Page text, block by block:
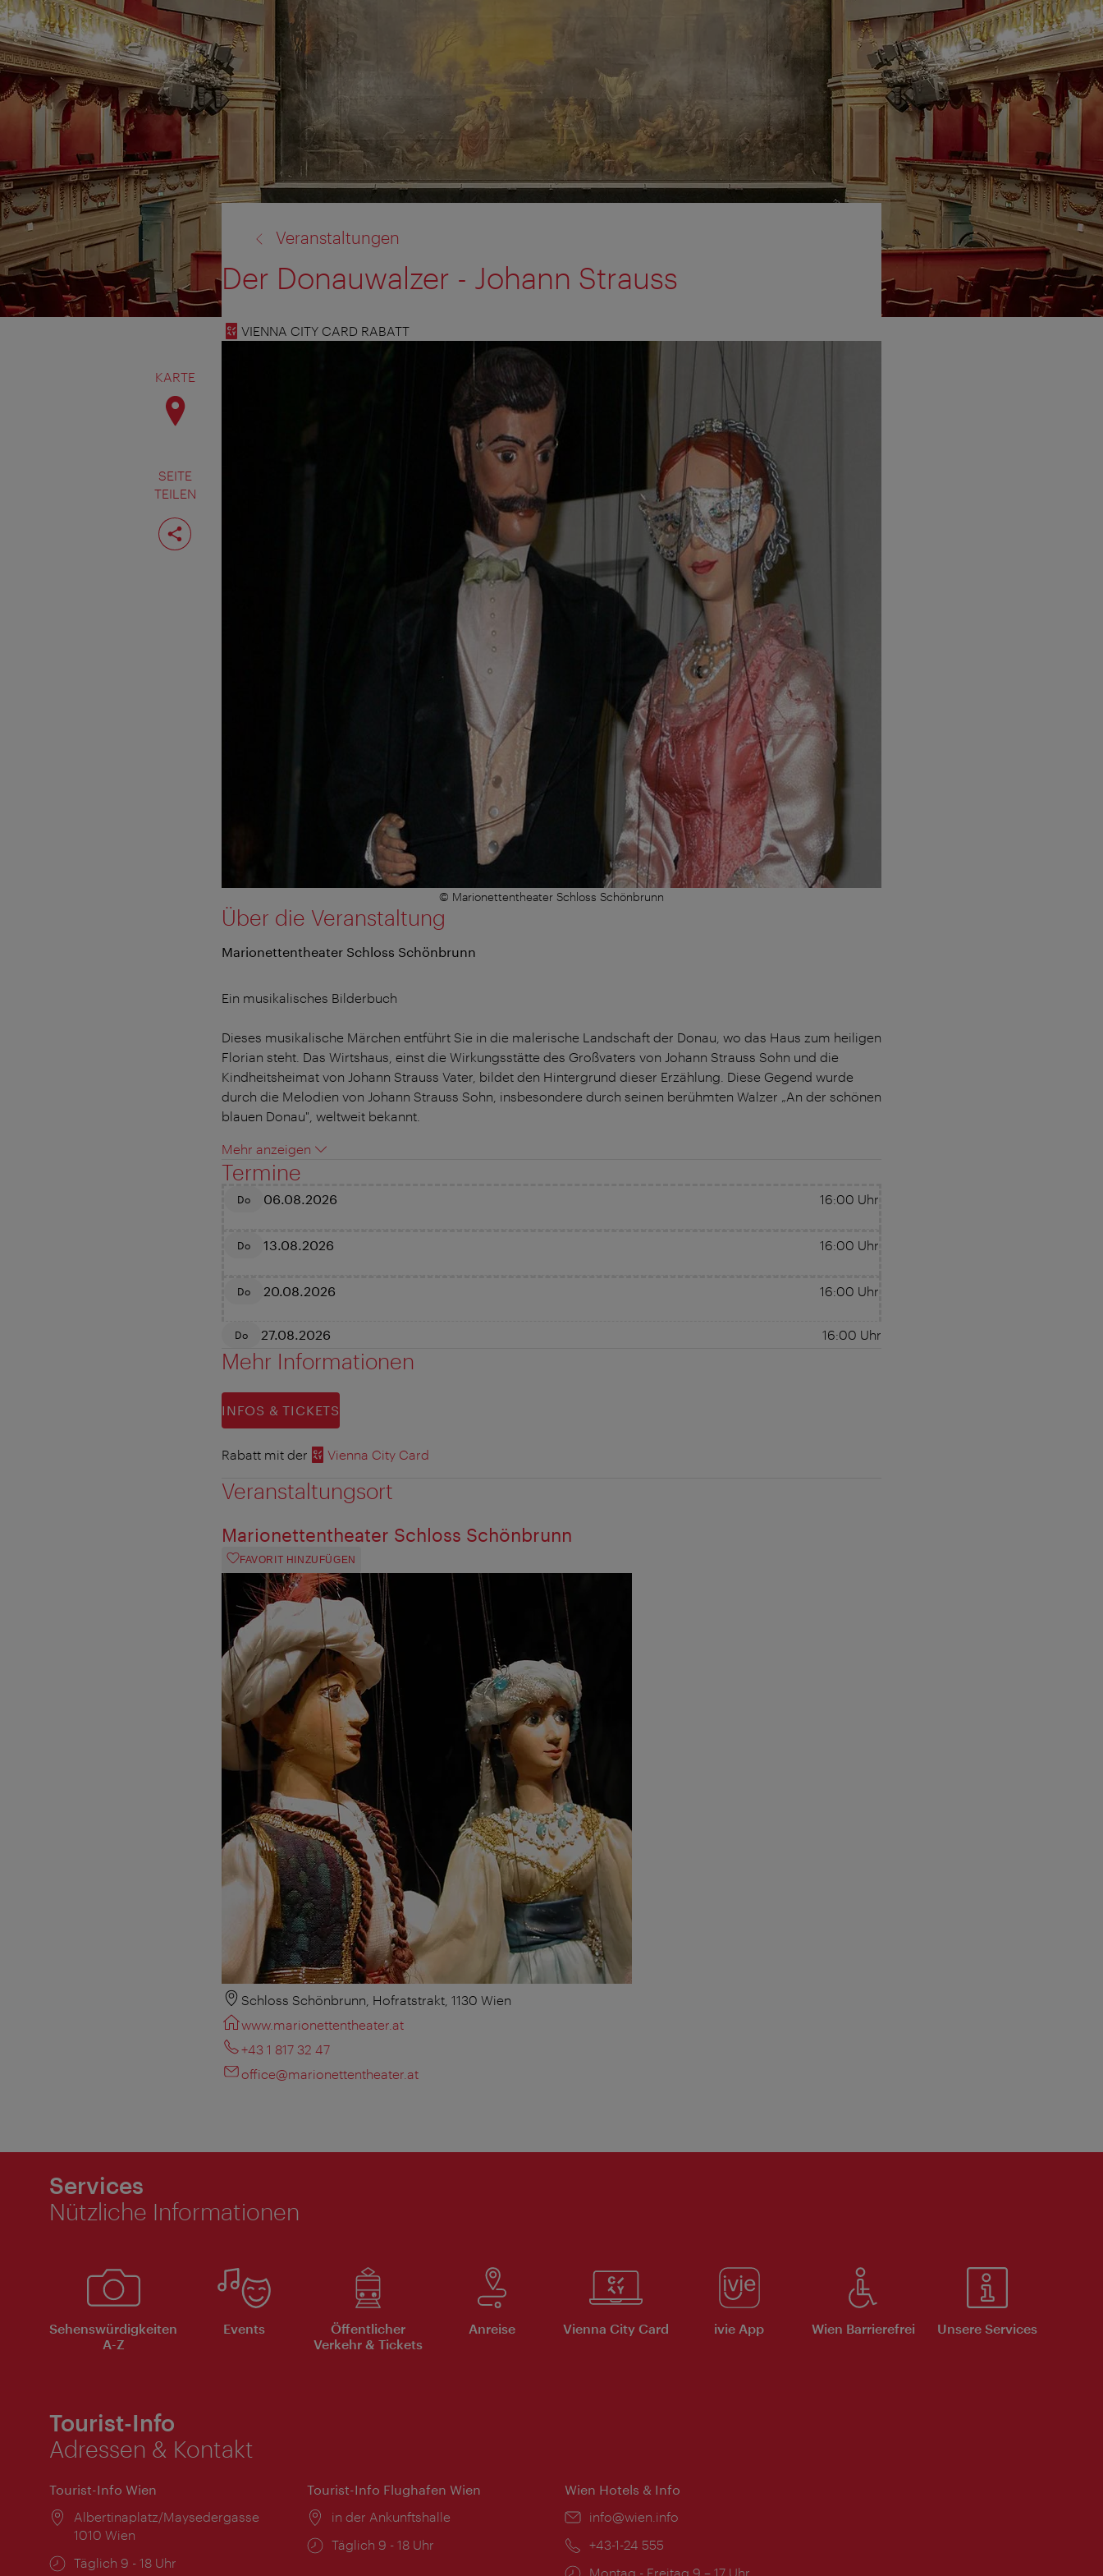
KARTE
SEITE
TEILEN
Seite
teilen
Veranstaltungen
Der Donauwalzer - Johann Strauss
VIENNA CITY CARD RABATT
© Marionettentheater Schloss Schönbrunn
Über die Veranstaltung
Marionettentheater Schloss Schönbrunn
Ein musikalisches Bilderbuch
Dieses musikalische Märchen entführt Sie in die malerische Landschaft der Donau, wo das Haus zum heiligen
Florian steht. Das Wirtshaus, einst die Wirkungsstätte des Großvaters von Johann Strauss Sohn und die
Kindheitsheimat von Johann Strauss Vater, bildet den Hintergrund dieser Erzählung. Diese Gegend wurde
durch die Melodien von Johann Strauss Sohn, insbesondere durch seinen berühmten Walzer „An der schönen
blauen Donau", weltweit bekannt.
Mehr anzeigen
Termine
Do 06.08.2026 16:00 Uhr
Do 13.08.2026 16:00 Uhr
Do 20.08.2026 16:00 Uhr
Do 27.08.2026 16:00 Uhr
Mehr Informationen
INFOS & TICKETS
Rabatt mit der Vienna City Card
Veranstaltungsort
Marionettentheater Schloss Schönbrunn
FAVORIT HINZUFÜGEN
Schloss Schönbrunn, Hofratstrakt, 1130 Wien
www.marionettentheater.at
+43 1 817 32 47
office@marionettentheater.at
Services
Nützliche Informationen
Sehenswürdigkeiten
A-Z
Events
Öffentlicher
Verkehr & Tickets
Anreise Vienna City Card ivie App Wien Barrierefrei Unsere Services
Tourist-Info
Adressen & Kontakt
Tourist-Info Wien
Ort:
Albertinaplatz/Maysedergasse
1010 Wien
Öffnungszeiten:
Täglich 9 - 18 Uhr
Tourist-Info Flughafen Wien
Ort:
in der Ankunftshalle
Öffnungszeiten:
Täglich 9 - 18 Uhr
Wien Hotels & Info
Email:
info@wien.info
Telefon:
+43-1-24 555
Öffnungszeiten:
Montag - Freitag 9 – 17 Uhr